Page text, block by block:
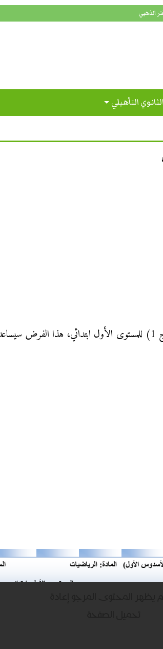
الذهبي
التأهيلي
فرض المراقبة المستمرة الثاني في مادة الرياضيات الدورة الأولى (النموذج 1)